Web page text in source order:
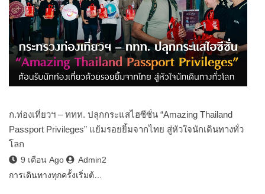
ก.ท่องเที่ยวฯ – ททท. ปลุกกระแสไฮซีซั่น “Amazing Thailand
Passport Privileges” แย้มรอยยิ้มจากไทย สู่หัวใจนักเดินทางทั่ว
โลก
9 เดือน Ago
Admin2
การเดินทางทุกครั้งเริ่มต้…